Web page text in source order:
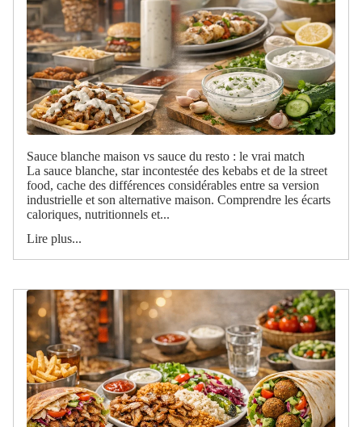
Sauce blanche maison vs sauce du resto : le vrai match
La sauce blanche, star incontestée des kebabs et de la street
food, cache des différences considérables entre sa version
industrielle et son alternative maison. Comprendre les écarts
caloriques, nutritionnels et...
Lire plus...